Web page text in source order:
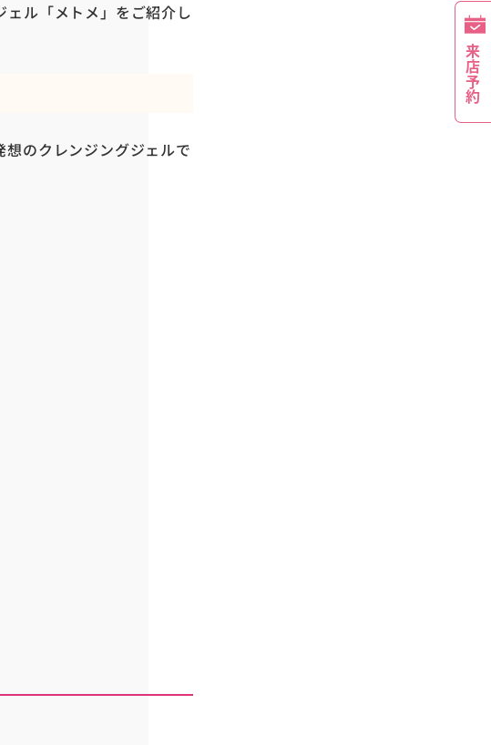
ル「メトメ」をご紹介し
のクレンジングジェルで
来店予約